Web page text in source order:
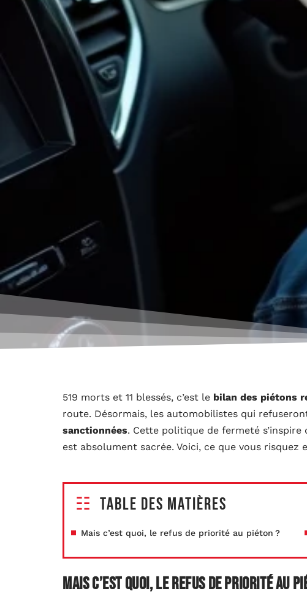
519 morts et 11 blessés, c’est le bilan des piétons
route. Désormais, les automobilistes qui
sanctionnées. Cette politique de fermeté s’inspire
est absolument sacrée. Voici, ce que vous
Table des matières
Mais c’est quoi, le refus de priorité au piéton ?
Mais c’est quoi, le refus de priorité au